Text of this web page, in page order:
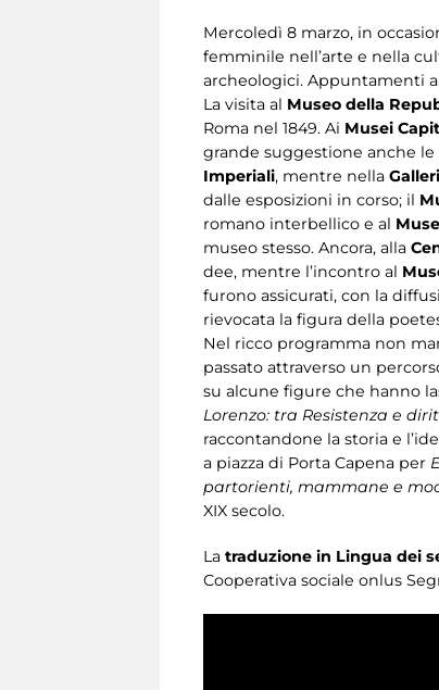
Mercoledì 8 marzo, in
femminile nell’arte e nella
archeologici. Appuntamenti
La visita al Museo della
Roma nel 1849. Ai Musei
grande suggestione anche
Imperiali, mentre nella
dalle esposizioni in corso; il
romano interbellico e al
museo stesso. Ancora, alla
dee, mentre l’incontro al
furono assicurati, con la
rievocata la figura della
Nel ricco programma non
passato attraverso un
su alcune figure che hanno
Lorenzo: tra Resistenza e
raccontandone la storia e
a piazza di Porta Capena per
partorienti, mammane e
XIX secolo.
La traduzione in Lingua dei
Cooperativa sociale onlus